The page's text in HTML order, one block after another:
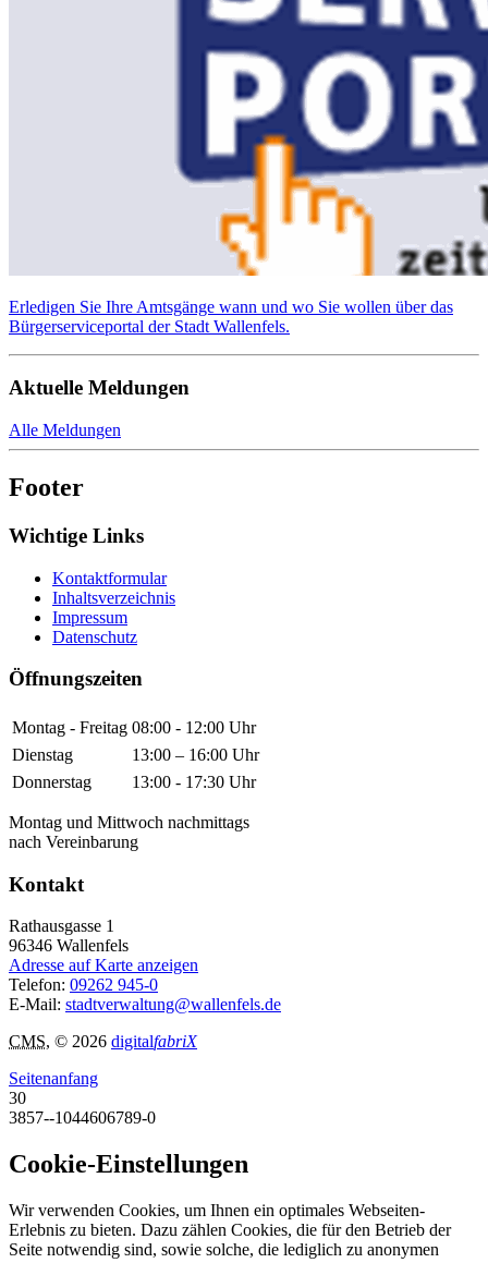
Erledigen Sie Ihre Amtsgänge wann und wo Sie wollen über das
Bürgerserviceportal der Stadt Wallenfels.
Aktuelle Meldungen
Alle Meldungen
Footer
Wichtige Links
Kontaktformular
Inhaltsverzeichnis
Impressum
Datenschutz
Öffnungszeiten
Montag - Freitag 08:00 - 12:00 Uhr
Dienstag
13:00 – 16:00 Uhr
Donnerstag
13:00 - 17:30 Uhr
Montag und Mittwoch nachmittags
nach Vereinbarung
Kontakt
Rathausgasse 1
96346 Wallenfels
Adresse auf Karte anzeigen
Telefon: 09262 945-0
E-Mail: stadtverwaltung@wallenfels.de
CMS, © 2026 digitalfabriX
Seitenanfang
30
3857--1044606789-0
Cookie-Einstellungen
Wir verwenden Cookies, um Ihnen ein optimales Webseiten-
Erlebnis zu bieten. Dazu zählen Cookies, die für den Betrieb der
Seite notwendig sind, sowie solche, die lediglich zu anonymen